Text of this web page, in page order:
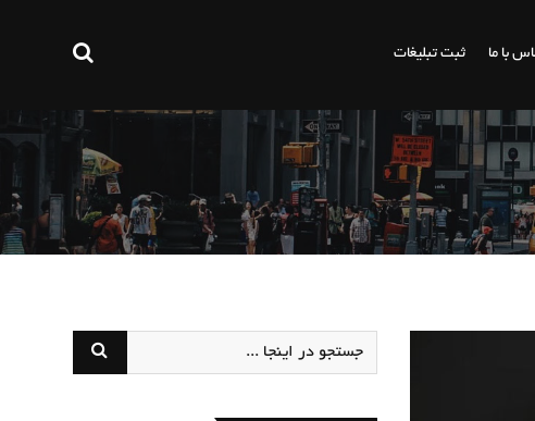
با ما ثبت تبلیغات